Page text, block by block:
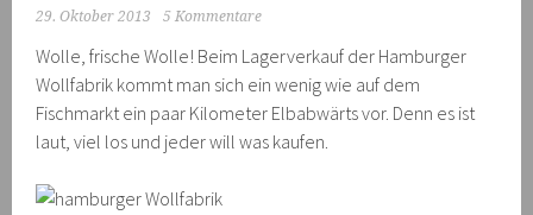
29. Oktober 2013 5 Kommentare
Wolle, frische Wolle! Beim Lagerverkauf der Hamburger
Wollfabrik kommt man sich ein wenig wie auf dem
Fischmarkt ein paar Kilometer Elbabwärts vor. Denn es ist
laut, viel los und jeder will was kaufen.